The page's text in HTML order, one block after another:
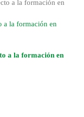
a la formación en
a la formación en